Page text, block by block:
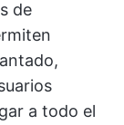
de
a todo el